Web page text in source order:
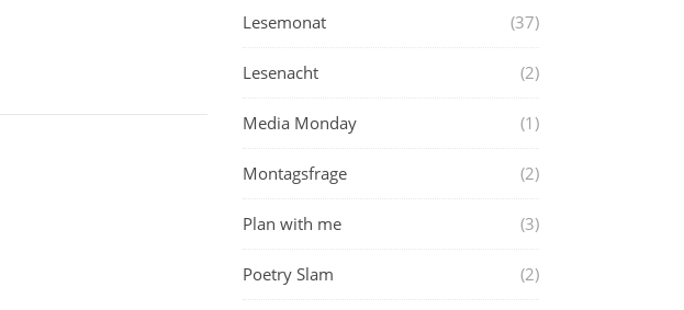
Lesemonat (37)
Lesenacht (2)
Media Monday (1)
Montagsfrage (2)
Plan with me (3)
Poetry Slam (2)